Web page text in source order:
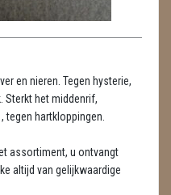
en nieren. Tegen hysterie,
Sterkt het middenrif,
tegen hartkloppingen.
assortiment, u ontvangt
altijd van gelijkwaardige